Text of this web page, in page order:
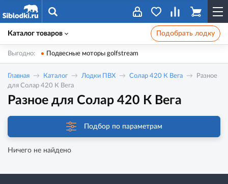
Каталог товаров Подобрать лодку
Выгодно: Подвесные моторы golfstream
Главная Каталог Лодки ПВХ Солар 420 К Вега
Разное
для Солар 420 К Вега
Разное для Солар 420 К Вега
Подбор по параметрам
Ничего не найдено